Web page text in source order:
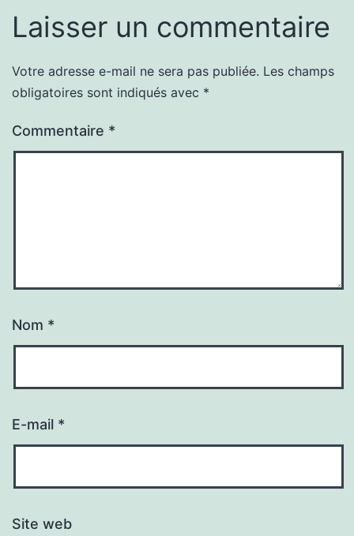
Laisser un commentaire
Votre adresse e-mail ne sera pas publiée. Les champs
obligatoires sont indiqués avec *
Commentaire *
Nom *
E-mail *
Site web